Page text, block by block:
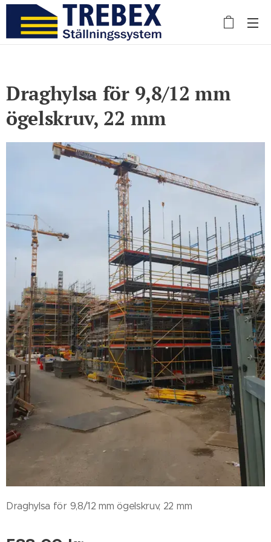
Draghylsa för 9,8/12 mm
ögelskruv, 22 mm
Draghylsa för 9,8/12 mm ögelskruv, 22 mm